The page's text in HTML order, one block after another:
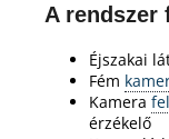
A rendszer
Éjszakai
Fém
Kamera
érzékelő